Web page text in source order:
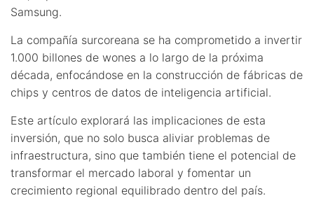
Samsung.
La compañía surcoreana se ha comprometido a invertir
1.000 billones de wones a lo largo de la próxima
década, enfocándose en la construcción de fábricas de
chips y centros de datos de inteligencia artificial.
Este artículo explorará las implicaciones de esta
inversión, que no solo busca aliviar problemas de
infraestructura, sino que también tiene el potencial de
transformar el mercado laboral y fomentar un
crecimiento regional equilibrado dentro del país.